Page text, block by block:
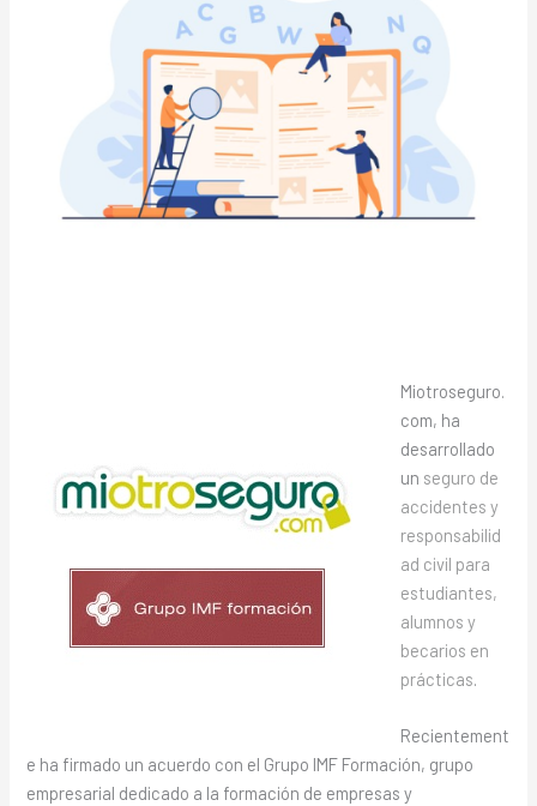
Miotroseguro.
com, ha
desarrollado
un seguro de
accidentes y
responsabilid
ad civil para
estudiantes,
alumnos y
becarios en
prácticas
Recientement
e ha firmado un acuerdo con el Grupo IMF Formación, grupo
empresarial dedicado a la formación de empresas y